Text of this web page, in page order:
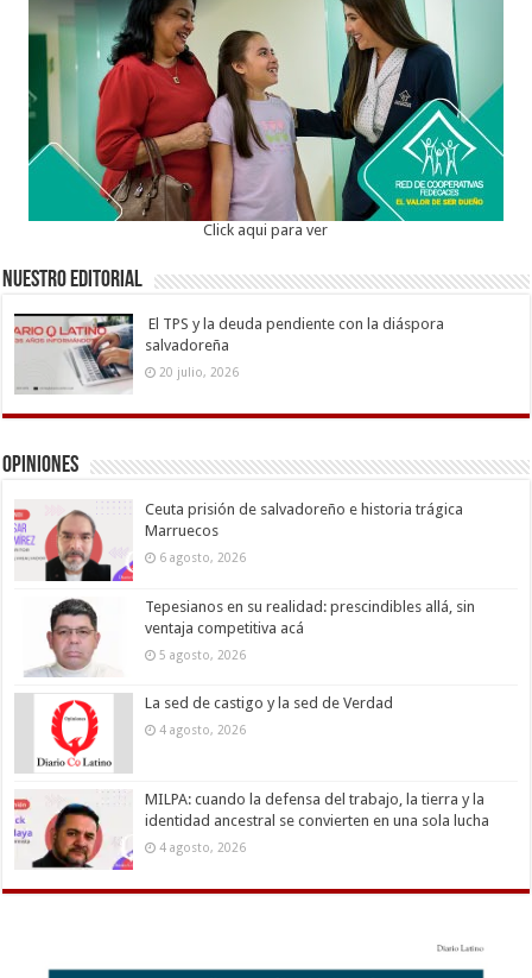
Click aqui para ver
Nuestro Editorial
El TPS y la deuda pendiente con la diáspora
salvadoreña
20 julio, 2026
Opiniones
Ceuta prisión de salvadoreño e historia trágica
Marruecos
6 agosto, 2026
Tepesianos en su realidad: prescindibles allá, sin
ventaja competitiva acá
5 agosto, 2026
La sed de castigo y la sed de Verdad
4 agosto, 2026
MILPA: cuando la defensa del trabajo, la tierra y la
identidad ancestral se convierten en una sola lucha
4 agosto, 2026